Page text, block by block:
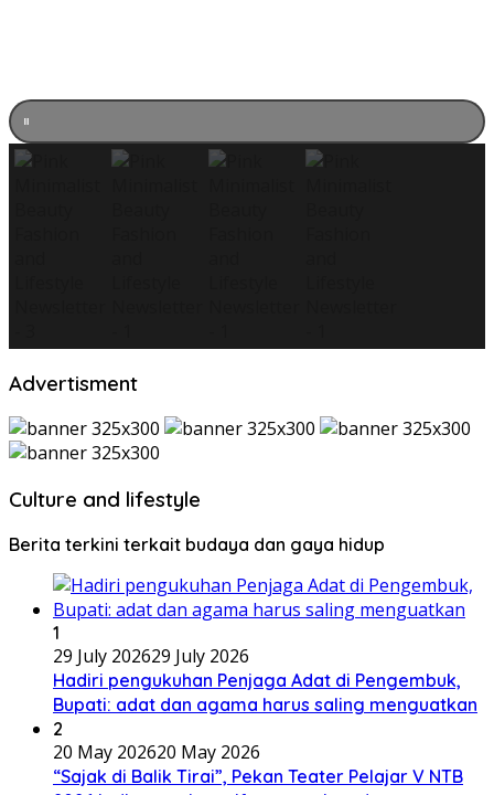
Advertisment
Culture and lifestyle
Berita terkini terkait budaya dan gaya hidup
1
29 July 202629 July 2026
Hadiri pengukuhan Penjaga Adat di Pengembuk,
Bupati: adat dan agama harus saling menguatkan
2
20 May 202620 May 2026
“Sajak di Balik Tirai”, Pekan Teater Pelajar V NTB